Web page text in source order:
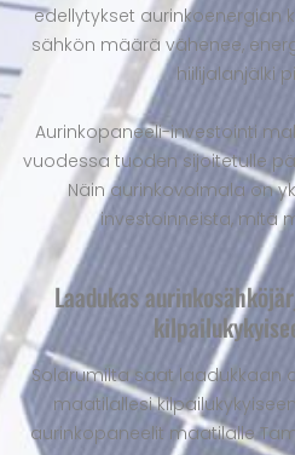
edellytykset aurinkoenergian
sähkön määrä vähenee,
hiilijalanjälki
Aurinkopaneeli-investointi
vuodessa tuoden sijoitetulle
Näin aurinkovoimala on
investoinneista, mitä
Laadukas
Solarumilta saat laadukkaan
maatilallesi
aurinkopaneelit maatilalle